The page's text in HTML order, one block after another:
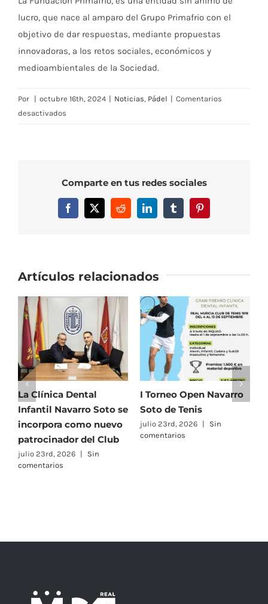
lucro, que nace al amparo del Grupo Primafrio con el
objetivo de dar respuestas, mediante propuestas
innovadoras, a los retos sociales, económicos y
medioambientales de la Sociedad.
Por | octubre 16th, 2024 | Noticias, Pádel | Comentarios
desactivados
organizado
por
Fundación
Tenis
1919
Comparte en tus redes sociales
Facebook
X RedditLinkedInTumblrPinterest
Artículos relacionados
La Clínica Dental
Infantil Navarro Soto se
incorpora como nuevo
patrocinador del Club
julio 23rd, 2026 |
Sin
comentarios
I Torneo Open Navarro
Soto de Tenis
julio 23rd, 2026 |
Sin
comentarios